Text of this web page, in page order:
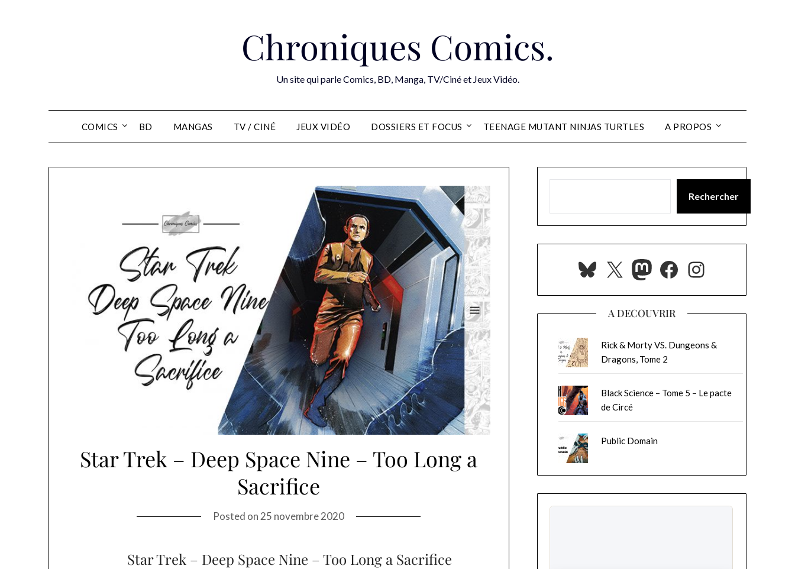
Chroniques Comics.
Un site qui parle Comics, BD, Manga, TV/Ciné et Jeux Vidéo.
COMICS BD MANGAS TV / CINÉ JEUX VIDÉO DOSSIERS ET FOCUS TEENAGE MUTANT NINJAS TURTLES A PROPOS
Star Trek – Deep Space Nine – Too Long a
Sacrifice
Posted on 25 novembre 2020
Star Trek – Deep Space Nine – Too Long a Sacrifice
Rechercher
Bluesky
X Mastodon
Facebook
Instagram
A DECOUVRIR
Rick & Morty VS. Dungeons &
Dragons, Tome 2
Black Science – Tome 5 – Le pacte
de Circé
Public Domain